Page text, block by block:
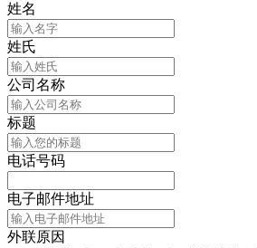
姓名
姓氏
公司名称
标题
电话号码
电子邮件地址
外联原因